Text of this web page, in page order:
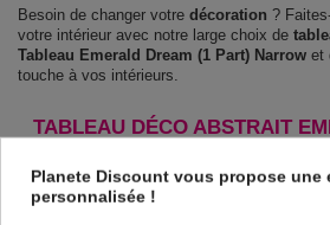
Besoin de changer votre décoration ?
votre intérieur avec notre large choix de
Tableau Emerald Dream (1 Part) Narrow et
touche à vos intérieurs.
TABLEAU DÉCO ABSTRAIT
Le Tableau Emerald Dream (1 Part) Narrow
intissé spécial et de haute qualité qui reflète
Planete Discount vous propose une
personnalisée !